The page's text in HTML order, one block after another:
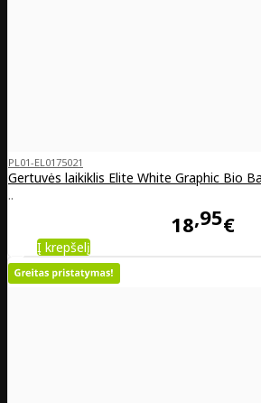
PL01-EL0175021
Gertuvės laikiklis Elite White Graphic Bio
..
18 95€
Į krepšelį